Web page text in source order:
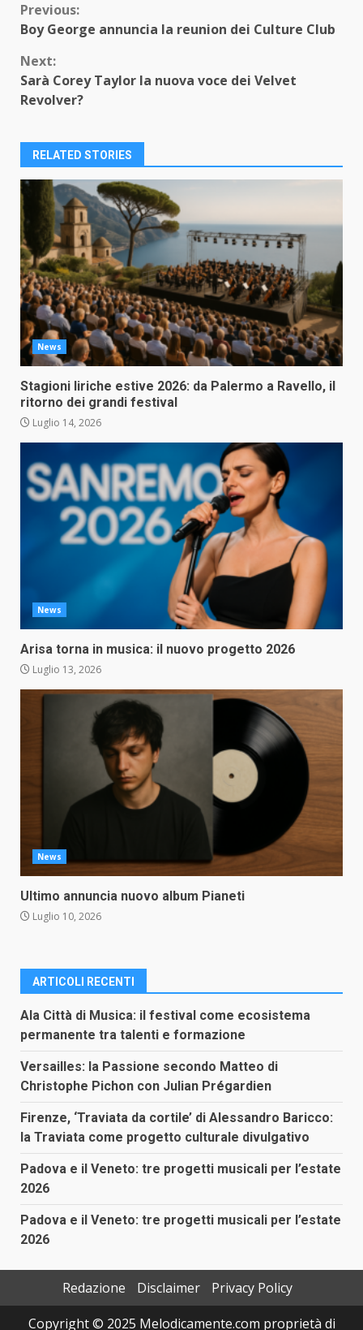
Continue
Reading
Previous:
Boy George annuncia la reunion dei Culture Club
Next:
Sarà Corey Taylor la nuova voce dei Velvet
Revolver?
RELATED STORIES
News
Stagioni liriche estive 2026: da Palermo a Ravello, il
ritorno dei grandi festival
Luglio 14, 2026
News
Arisa torna in musica: il nuovo progetto 2026
Luglio 13, 2026
News
Ultimo annuncia nuovo album Pianeti
Luglio 10, 2026
ARTICOLI RECENTI
Ala Città di Musica: il festival come ecosistema
permanente tra talenti e formazione
Versailles: la Passione secondo Matteo di
Christophe Pichon con Julian Prégardien
Firenze, ‘Traviata da cortile’ di Alessandro Baricco:
la Traviata come progetto culturale divulgativo
Padova e il Veneto: tre progetti musicali per l’estate
2026
Padova e il Veneto: tre progetti musicali per l’estate
2026
Redazione Disclaimer
Privacy Policy
Copyright © 2025 Melodicamente.com proprietà di